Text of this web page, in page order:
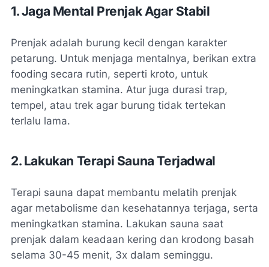
1. Jaga Mental Prenjak Agar Stabil
Prenjak adalah burung kecil dengan karakter
petarung. Untuk menjaga mentalnya, berikan extra
fooding secara rutin, seperti kroto, untuk
meningkatkan stamina. Atur juga durasi trap,
tempel, atau trek agar burung tidak tertekan
terlalu lama.
2. Lakukan Terapi Sauna Terjadwal
Terapi sauna dapat membantu melatih prenjak
agar metabolisme dan kesehatannya terjaga, serta
meningkatkan stamina. Lakukan sauna saat
prenjak dalam keadaan kering dan krodong basah
selama 30-45 menit, 3x dalam seminggu.